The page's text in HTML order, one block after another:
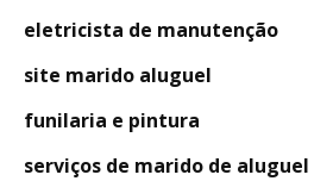
eletricista de manutenção
site marido aluguel
funilaria e pintura
serviços de marido de aluguel